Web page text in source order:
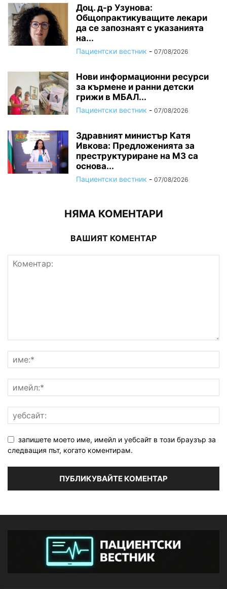
Доц. д-р Узунова:
Общопрактикуващите лекари
да се запознаят с указанията
на...
Пациентски вестник - 07/08/2026
Нови информационни ресурси
за кърмене и ранни детски
грижи в МБАЛ...
Пациентски вестник - 07/08/2026
Здравният министър Катя
Ивкова: Предложенията за
преструктуриране на МЗ са
основа...
Пациентски вестник - 07/08/2026
НЯМА КОМЕНТАРИ
ВАШИЯТ КОМЕНТАР
запишете моето име, имейл и уебсайт в този браузър за
следващия път, когато коментирам.